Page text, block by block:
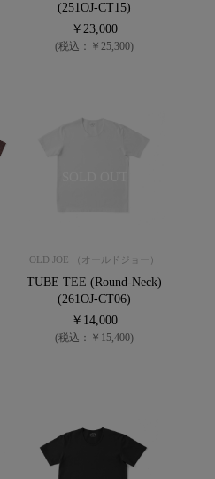
(251OJ-CT15)
￥23,000
(税込：￥25,300)
OLD JOE （オールドジョー）
TUBE TEE (Round-Neck)
(261OJ-CT06)
￥14,000
(税込：￥15,400)